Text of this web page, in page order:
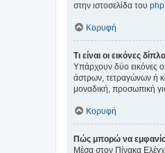
στην ιστοσελίδα του
Κορυφή
Τι είναι οι εικόνες
Υπάρχουν δύο εικόνες
άστρων, τετραγώνων ή
μοναδική, προσωπική
Κορυφή
Πώς μπορώ να
Μέσα στον Πίνακα